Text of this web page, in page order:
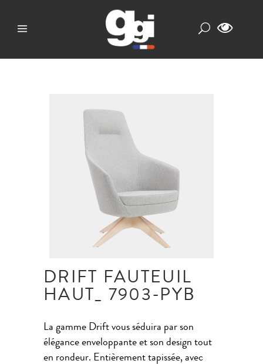
DRIFT FAUTEUIL
HAUT_ 7903-PYB
La gamme Drift vous séduira par son
élégance enveloppante et son design tout
en rondeur. Entièrement tapissée, avec